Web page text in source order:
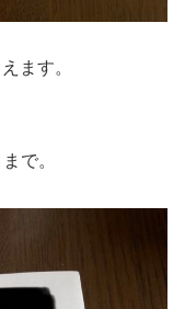
ます。
で。